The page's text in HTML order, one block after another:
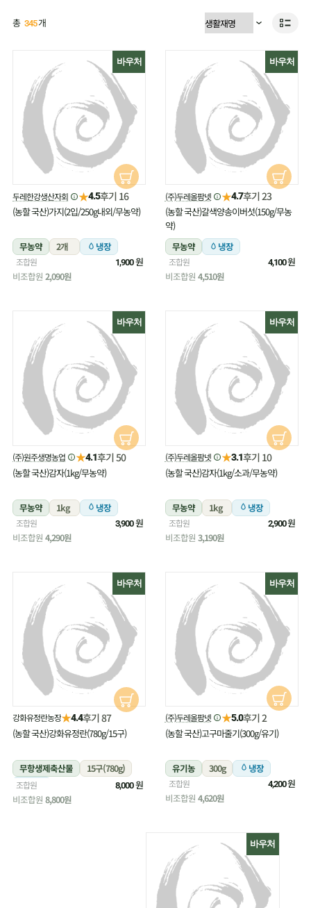
총 345 개
바우처
두레한강생산자회 ★4.5후기 16
(농할 국산)가지(2입/250g내외/무농약)
무농약 2개 냉장
조합원 1,900원
비조합원 2,090원
바우처
(주)두레올팜넷 ★4.7후기 23
(농할 국산)갈색양송이버섯(150g/무농
약)
무농약
냉장
조합원 4,100원
비조합원 4,510원
바우처
(주)원주생명농업 ★4.1후기 50
(농할 국산)감자(1kg/무농약)
무농약 1kg 냉장
조합원 3,900원
비조합원 4,290원
바우처
(주)두레올팜넷 ★3.1후기 10
(농할 국산)감자(1kg/소과/무농약)
무농약 1kg 냉장
조합원 2,900원
비조합원 3,190원
바우처
강화유정란농장★4.4후기 87
(농할 국산)강화유정란(780g/15구)
무항생제축산물
15구(780g)
냉장
조합원 8,000원
비조합원 8,800원
바우처
(주)두레올팜넷 ★5.0후기 2
(농할 국산)고구마줄기(300g/유기)
유기농 300g 냉장
조합원 4,200원
비조합원 4,620원
바우처